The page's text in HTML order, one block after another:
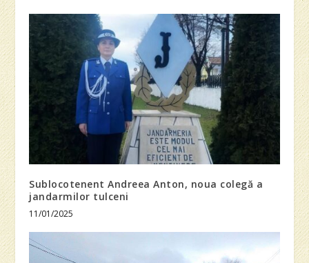
Sublocotenent Andreea Anton, noua colegă a
jandarmilor tulceni
11/01/2025